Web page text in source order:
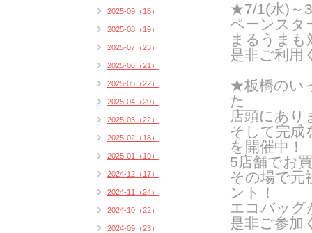
★7/1(水)～
ペーンスタ
まるうまも
是非ご利用
★板橋のい
た
店頭にあり
そして完成
を開催中！
5店舗でお
その場で元
ント！
エコバッグ
是非ご参加
2025-09（18）
2025-08（19）
2025-07（23）
2025-06（21）
2025-05（22）
2025-04（20）
2025-03（22）
2025-02（18）
2025-01（19）
2024-12（17）
2024-11（24）
2024-10（22）
2024-09（23）